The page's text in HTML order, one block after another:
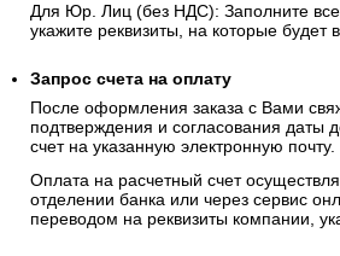
Для Юр. Лиц (без НДС): Заполните
укажите реквизиты, на которые будет
Запрос счета на оплату
После оформления заказа с Вами
подтверждения и согласования даты
счет на указанную электронную почту.
Оплата на расчетный счет
отделении банка или через сервис
переводом на реквизиты компании,